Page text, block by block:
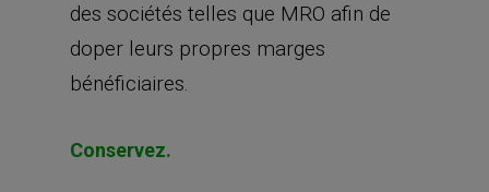
des sociétés telles que MRO afin de
doper leurs propres marges
bénéficiaires.
Conservez.